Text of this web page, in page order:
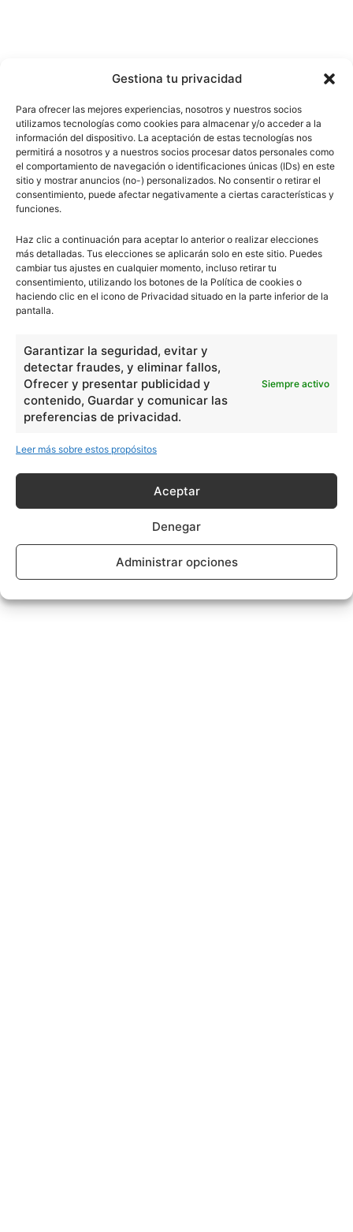
Gestiona tu privacidad
Para ofrecer las mejores experiencias, nosotros y nuestros socios
utilizamos tecnologías como cookies para almacenar y/o acceder a la
información del dispositivo. La aceptación de estas tecnologías nos
permitirá a nosotros y a nuestros socios procesar datos personales como
el comportamiento de navegación o identificaciones únicas (IDs) en este
sitio y mostrar anuncios (no-) personalizados. No consentir o retirar el
consentimiento, puede afectar negativamente a ciertas características y
funciones.
Haz clic a continuación para aceptar lo anterior o realizar elecciones
más detalladas. Tus elecciones se aplicarán solo en este sitio. Puedes
cambiar tus ajustes en cualquier momento, incluso retirar tu
consentimiento, utilizando los botones de la Política de cookies o
haciendo clic en el icono de Privacidad situado en la parte inferior de la
pantalla.
Garantizar la seguridad, evitar y
detectar fraudes, y eliminar fallos,
Ofrecer y presentar publicidad y
contenido, Guardar y comunicar las
preferencias de privacidad.
Siempre activo
Leer más sobre estos propósitos
Aceptar
Denegar
Administrar opciones